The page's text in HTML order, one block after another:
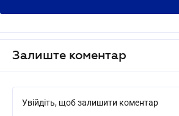
Залиште коментар
Увійдіть, щоб залишити коментар